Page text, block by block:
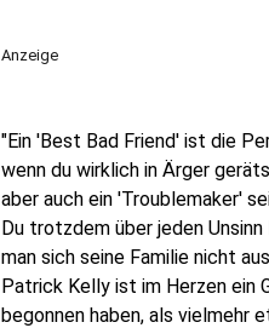
Anzeige
"Ein 'Best Bad Friend' ist die
wenn du wirklich in Ärger
aber auch ein 'Troublemaker'
Du trotzdem über jeden
man sich seine Familie nicht
Patrick Kelly ist im Herzen ein
begonnen haben, als vielmehr